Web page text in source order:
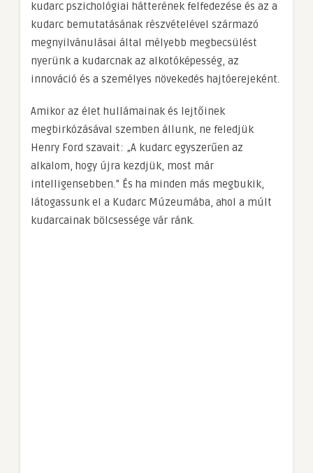
kudarc pszichológiai hátterének felfedezése és az a
kudarc bemutatásának részvételével származó
megnyilvánulásai által mélyebb megbecsülést
nyerünk a kudarcnak az alkotóképesség, az
innováció és a személyes növekedés hajtóerejeként.
Amikor az élet hullámainak és lejtőinek
megbirkózásával szemben állunk, ne feledjük
Henry Ford szavait: „A kudarc egyszerűen az
alkalom, hogy újra kezdjük, most már
intelligensebben.” És ha minden más megbukik,
látogassunk el a Kudarc Múzeumába, ahol a múlt
kudarcainak bölcsessége vár ránk.